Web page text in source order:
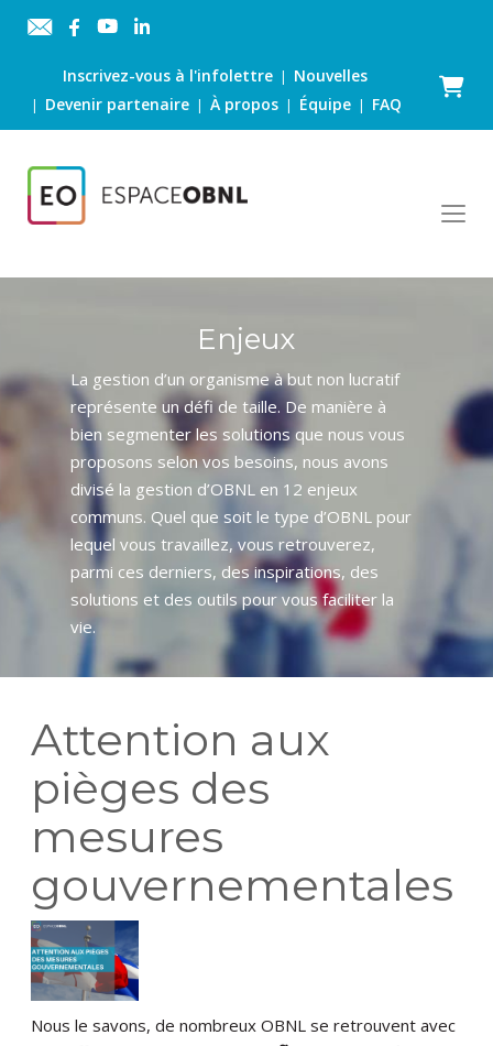
Inscrivez-vous à l'infolettre| Nouvelles
| Devenir partenaire |À propos | Équipe | FAQ
Panier
Enjeux
La gestion d’un organisme à but non lucratif
représente un défi de taille. De manière à
bien segmenter les solutions que nous vous
proposons selon vos besoins, nous avons
divisé la gestion d’OBNL en 12 enjeux
communs. Quel que soit le type d’OBNL pour
lequel vous travaillez, vous retrouverez,
parmi ces derniers, des inspirations, des
solutions et des outils pour vous faciliter la
vie.
Attention aux
pièges des
mesures
gouvernementales
Nous le savons, de nombreux OBNL se retrouvent avec